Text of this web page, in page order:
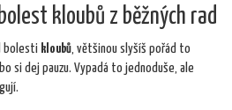
kloubů z běžných rad
bolesti kloubů, většinou slyšíš pořád to
si dej pauzu. Vypadá to jednoduše, ale